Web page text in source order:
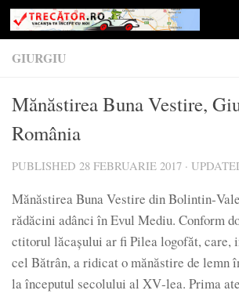
Skip to content
GIURGIU
Mănăstirea Buna Vestire,
România
PUBLISHED 28 FEBRUARIE 2017 ·
Mănăstirea Buna Vestire din
rădăcini adânci în Evul Mediu. Conform
ctitorul lăcaşului ar fi Pilea logofăt, care,
cel Bătrân, a ridicat o mănăstire de lemn
la începutul secolului al XV‑lea. Prima